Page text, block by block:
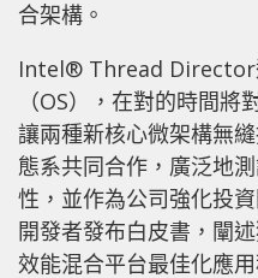
合架構。
Intel® Thread Director
（OS），在對的時間將
讓兩種新核心微架構無
態系共同合作，廣泛地
性，並作為公司強化投
開發者發布白皮書，闡
效能混合平台最佳化應用